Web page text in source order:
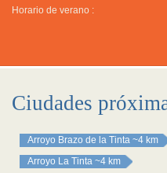
Horario de verano :
Ciudades
Arroyo Brazo de la Tinta ~4 km
Arroyo La Tinta ~4 km